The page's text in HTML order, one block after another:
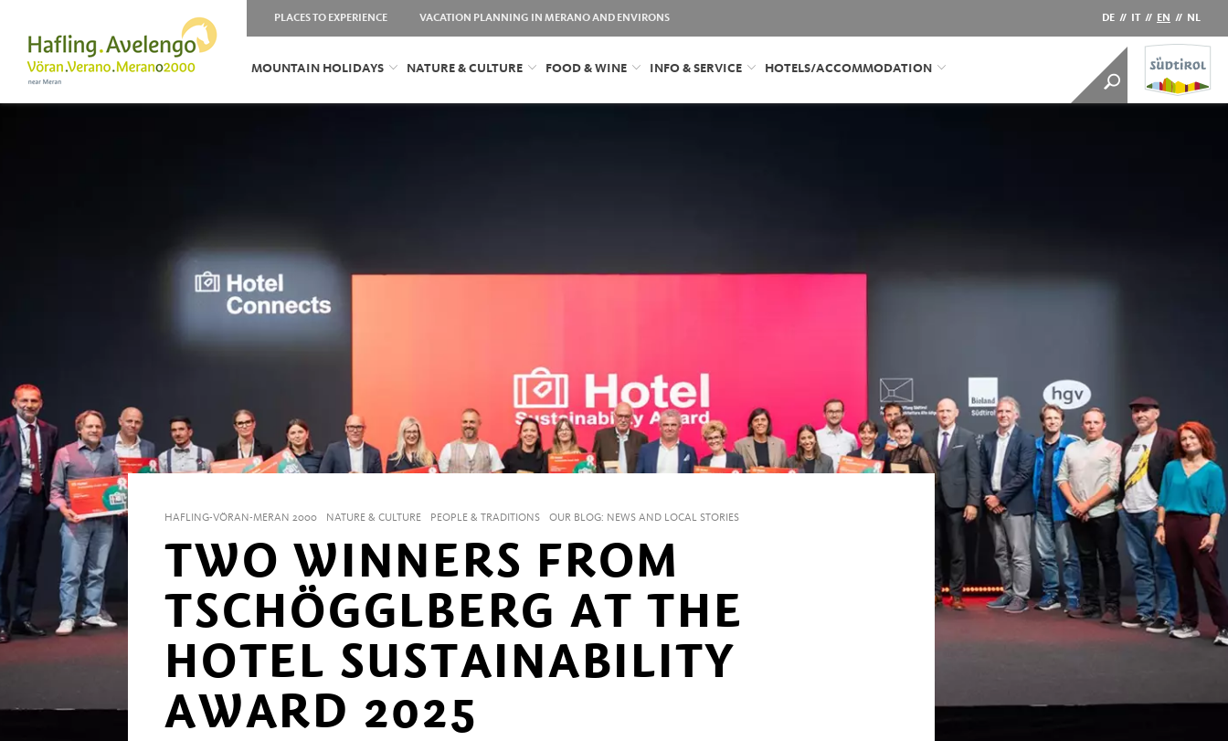
PLACES TO EXPERIENCE VACATION PLANNING IN MERANO AND ENVIRONS DE // IT // EN // NL
MOUNTAIN HOLIDAYS NATURE & CULTURE FOOD & WINE INFO & SERVICE HOTELS/ACCOMMODATION
HAFLING-VÖRAN-MERAN 2000 NATURE & CULTURE PEOPLE & TRADITIONS OUR BLOG: NEWS AND LOCAL STORIES
TWO WINNERS FROM
TSCHÖGGLBERG AT THE
HOTEL SUSTAINABILITY
AWARD 2025